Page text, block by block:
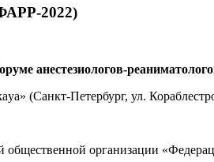
2022)
анестезиологов-
(Санкт-Петербург, ул.
организации